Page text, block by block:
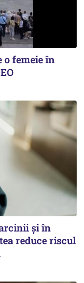
femeie în
și în
reduce riscul